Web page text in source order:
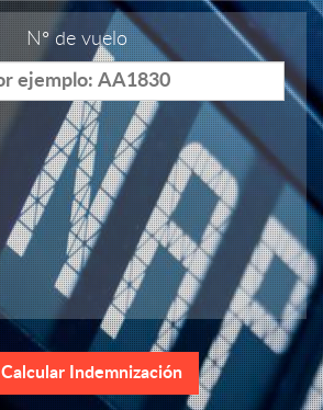
N° de vuelo
Calcular Indemnización